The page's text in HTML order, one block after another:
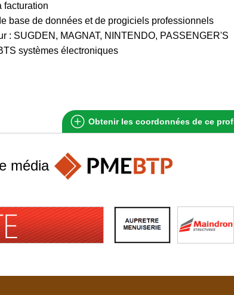
facturation
base de données et de progiciels professionnels
: SUGDEN, MAGNAT, NINTENDO, PASSENGER'S
systèmes électroniques
Obtenir les coordonnées de ce
média